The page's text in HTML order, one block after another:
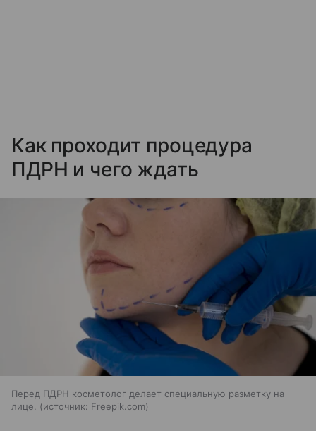
Как проходит процедура
ПДРН и чего ждать
Перед ПДРН косметолог делает специальную разметку на
лице.
источник: Freepik.com